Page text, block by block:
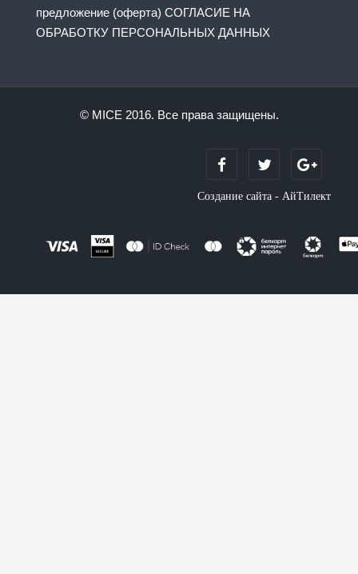
предложение (оферта) СОГЛАСИЕ НА
ОБРАБОТКУ ПЕРСОНАЛЬНЫХ ДАННЫХ
© MICE 2016. Все права защищены.
Создание сайта - АйТилект